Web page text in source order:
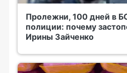
Пролежни, 100 дней в
полиции: почему
Ирины Зайченко